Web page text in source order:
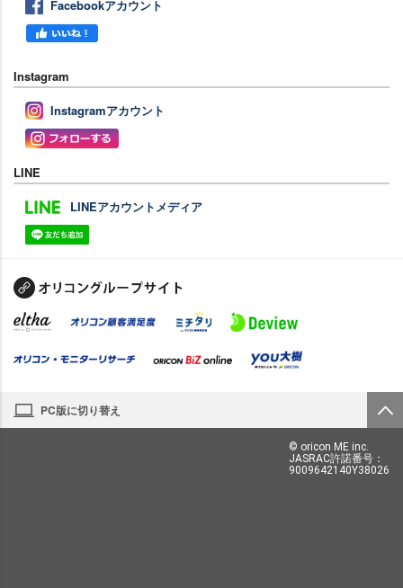
Facebookアカウント
Instagram
Instagramアカウント
LINE
LINEアカウントメディア
PC版に切り替え
© oricon ME inc.
JASRAC許諾番号：
9009642140Y38026